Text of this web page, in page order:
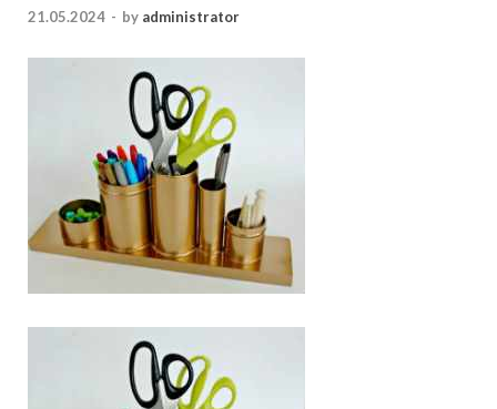
21.05.2024 - by administrator